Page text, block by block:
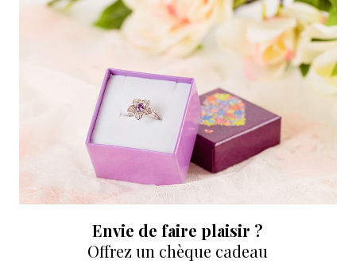
Envie de faire plaisir ?
Offrez un chèque cadeau